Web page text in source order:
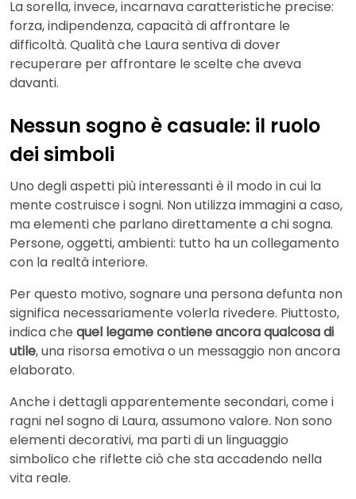
La sorella, invece, incarnava caratteristiche precise:
forza, indipendenza, capacità di affrontare le
difficoltà. Qualità che Laura sentiva di dover
recuperare per affrontare le scelte che aveva
davanti.
Nessun sogno è casuale: il ruolo
dei simboli
Uno degli aspetti più interessanti è il modo in cui la
mente costruisce i sogni. Non utilizza immagini a caso,
ma elementi che parlano direttamente a chi sogna.
Persone, oggetti, ambienti: tutto ha un collegamento
con la realtà interiore.
Per questo motivo, sognare una persona defunta non
significa necessariamente volerla rivedere. Piuttosto,
indica che quel legame contiene ancora qualcosa di
utile, una risorsa emotiva o un messaggio non ancora
elaborato.
Anche i dettagli apparentemente secondari, come i
ragni nel sogno di Laura, assumono valore. Non sono
elementi decorativi, ma parti di un linguaggio
simbolico che riflette ciò che sta accadendo nella
vita reale.